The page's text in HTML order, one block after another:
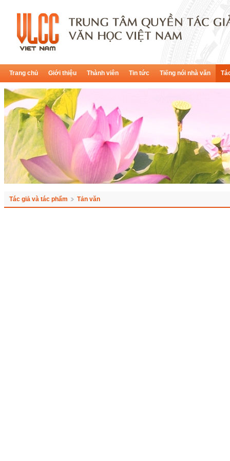
Trang chủ Giới thiệu Thành viên Tin tức Tiếng nói nhà văn
Tác giả và tác phẩm Tản văn